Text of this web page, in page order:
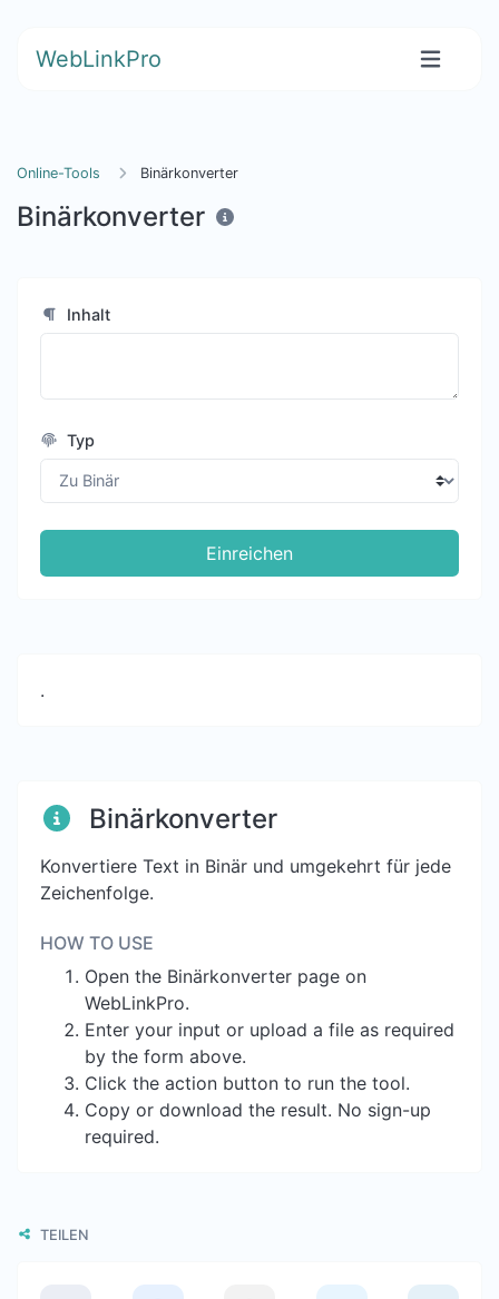
WebLinkPro
Online-Tools Binärkonverter
Binärkonverter
Inhalt
Typ
Einreichen
.
Binärkonverter
Konvertiere Text in Binär und umgekehrt für jede
Zeichenfolge.
HOW TO USE
Open the Binärkonverter page on
WebLinkPro.
Enter your input or upload a file as required
by the form above.
Click the action button to run the tool.
Copy or download the result. No sign-up
required.
TEILEN